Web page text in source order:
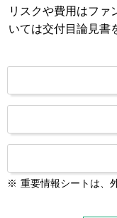
リスクや費用はファ
いては交付目論見書
※ 重要情報シートは、